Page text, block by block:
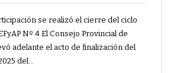
se realizó el cierre del ciclo
Nº 4 El Consejo Provincial de
adelante el acto de finalización del
del…